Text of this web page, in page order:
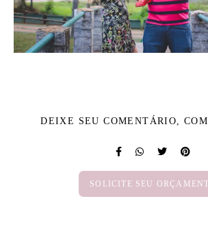
DEIXE SEU COMENTÁRIO,
SOLICITE SEU